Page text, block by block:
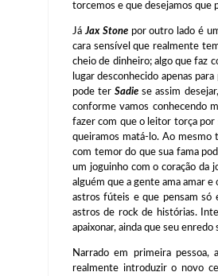
torcemos e que desejamos que
Já Jax Stonepor outro lado é
cara sensível que realmente
cheio de dinheiro; algo que faz
lugar desconhecido apenas
pode terSadie se assim
conforme vamos conhecendo
fazer com que o leitor torça por
queiramos matá-lo. Ao mesmo
com temor do que sua fama
um joguinho com o coração da
alguém que a gente ama amar
astros fúteis e que pensam só
astros de rock de histórias.
apaixonar, ainda que seu
Narrado em primeira
realmente introduzir o novo